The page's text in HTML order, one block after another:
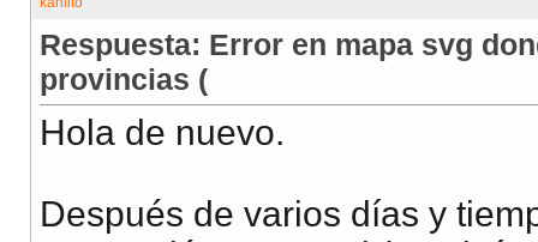
fill: #F8BC02;
fill
fill: #FFC34C ;
Respuesta: Error en mapa svg
provincias (
Hola de nuevo.
Después de varios días y